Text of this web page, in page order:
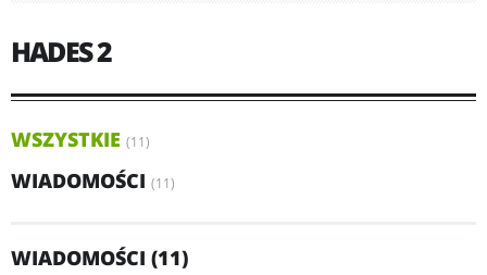
HADES 2
WSZYSTKIE (11)
WIADOMOŚCI (11)
WIADOMOŚCI (11)